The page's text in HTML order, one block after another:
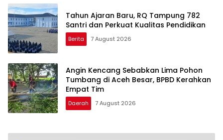
Tahun Ajaran Baru, RQ Tampung 782
Santri dan Perkuat Kualitas Pendidikan
Berita 7 August 2026
Angin Kencang Sebabkan Lima Pohon
Tumbang di Aceh Besar, BPBD Kerahkan
Empat Tim
Daerah 7 August 2026